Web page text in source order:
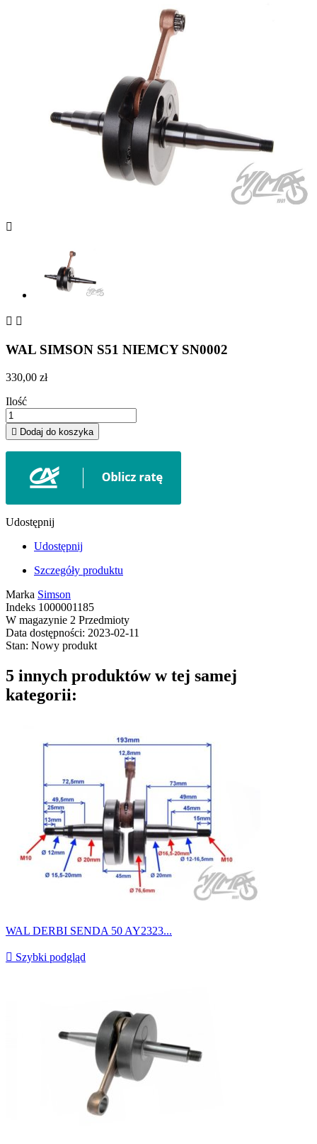

 
WAL SIMSON S51 NIEMCY SN0002
330,00 zł
Ilość
 Dodaj do koszyka
Udostępnij
Udostępnij
Szczegóły produktu
Marka Simson
Indeks 1000001185
W magazynie 2 Przedmioty
Data dostępności: 2023-02-11
Stan: Nowy produkt
5 innych produktów w tej samej
kategorii:
WAL DERBI SENDA 50 AY2323...
 Szybki podgląd